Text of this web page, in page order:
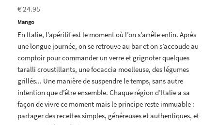
€ 24.95
Mango
En Italie, l’apéritif est le moment où l’on s’arrête enfin. Après
une longue journée, on se retrouve au bar et on s’accoude au
comptoir pour commander un verre et grignoter quelques
taralli croustillants, une focaccia moelleuse, des légumes
grillés... Une manière de suspendre le temps, sans autre
intention que d’être ensemble. Chaque région d’Italie a sa
façon de vivre ce moment mais le principe reste immuable :
partager des recettes simples, généreuses et authentiques, et